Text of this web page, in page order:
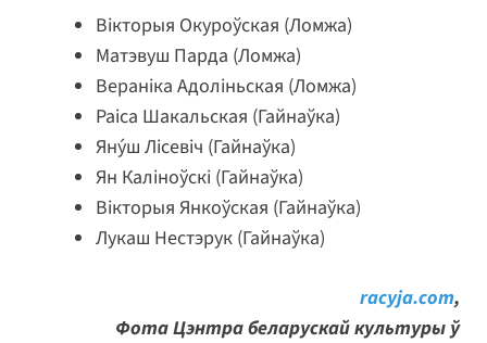
Вікторыя Окуроўская (Ломжа)
Матэвуш Парда (Ломжа)
Вераніка Адоліньская (Ломжа)
Раіса Шакальская (Гайнаўка)
Яну́ш Лісевіч (Гайнаўка)
Ян Каліноўскі (Гайнаўка)
Вікторыя Янкоўская (Гайнаўка)
Лукаш Нестэрук (Гайнаўка)
racyja.com,
Фота Цэнтра беларускай культуры ў